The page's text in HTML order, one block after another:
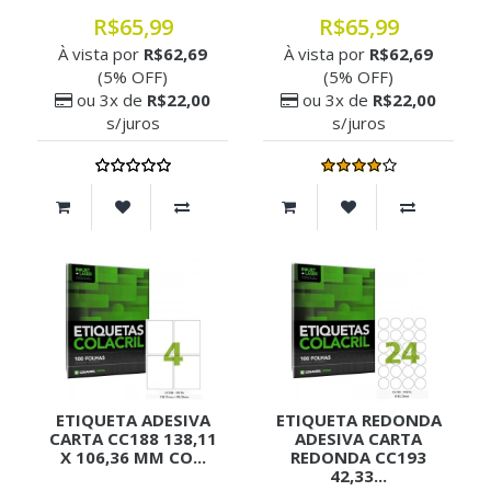
R$65,99
À vista por R$62,69
(5% OFF)
ou 3x de R$22,00
s/juros
R$65,99
À vista por R$62,69
(5% OFF)
ou 3x de R$22,00
s/juros
ETIQUETA ADESIVA
CARTA CC188 138,11
X 106,36 MM CO...
ETIQUETA REDONDA
ADESIVA CARTA
REDONDA CC193
42,33...